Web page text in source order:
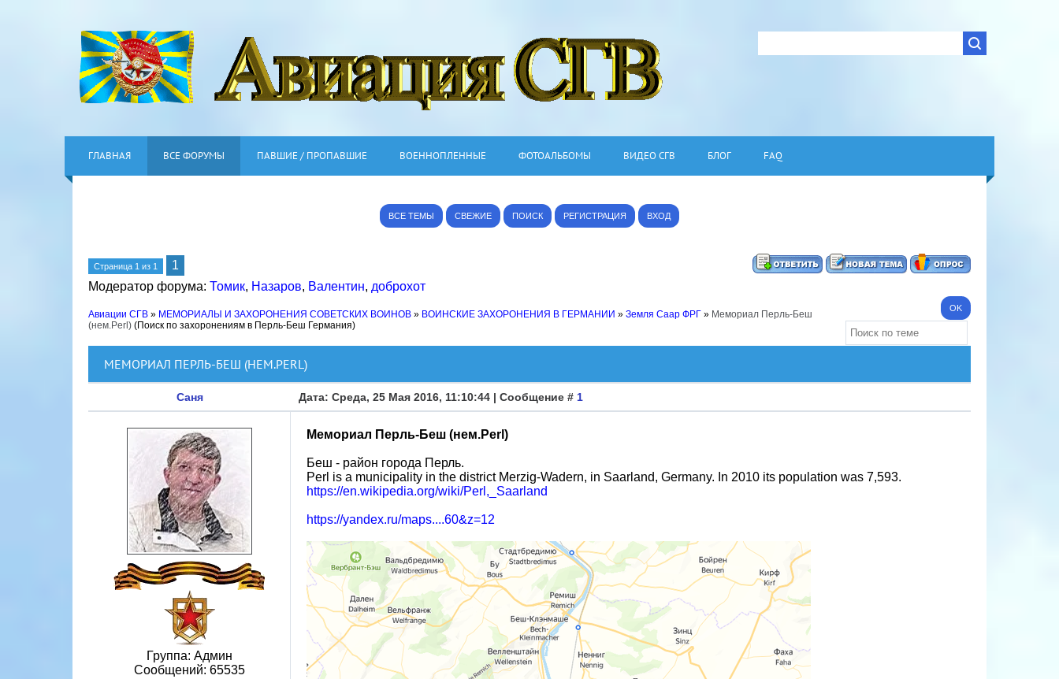
ГЛАВНАЯ ВСЕ ФОРУМЫ ПАВШИЕ / ПРОПАВШИЕ ВОЕННОПЛЕННЫЕ ФОТОАЛЬБОМЫ ВИДЕО СГВ БЛОГ FAQ
ВСЕ ТЕМЫ СВЕЖИЕ ПОИСК РЕГИСТРАЦИЯ ВХОД
Страница 1 из 1
1
Модератор форума: Томик, Назаров, Валентин, доброхот
Авиации СГВ » МЕМОРИАЛЫ И ЗАХОРОНЕНИЯ СОВЕТСКИХ ВОИНОВ » ВОИНСКИЕ ЗАХОРОНЕНИЯ В ГЕРМАНИИ » Земля Саар ФРГ » Мемориал Перль-Беш
(нем.Perl) (Поиск по захоронениям в Перль-Беш Германия)
МЕМОРИАЛ ПЕРЛЬ-БЕШ (НЕМ.PERL)
Саня Дата: Среда, 25 Мая 2016, 11:10:44 | Сообщение # 1
Группа: Админ
Сообщений: 65535
Мемориал Перль-Беш (нем.Perl)
Беш - район города Перль.
Perl is a municipality in the district Merzig-Wadern, in Saarland, Germany. In 2010 its population was 7,593.
https://en.wikipedia.org/wiki/Perl,_Saarland
https://yandex.ru/maps....60&z=12